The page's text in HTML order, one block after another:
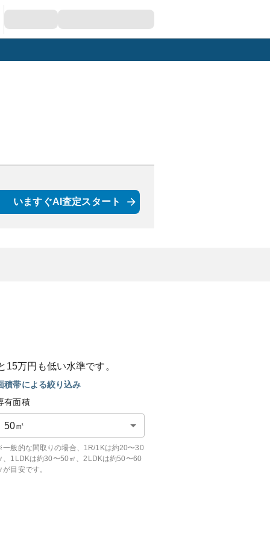
いますぐAI査定スタート
15万円も低い水準です。
積帯による絞り込み
有面積
50㎡
般的な間取りの場合、1R/1Kは約20〜30
、1LDKは約30〜50㎡、2LDKは約50〜60
が目安です。